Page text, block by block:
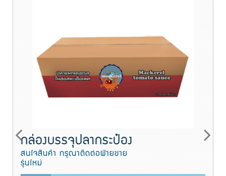
กล่องบรรจุปลากระป๋อง
สนใจสินค้า กรุณาติดต่อฝ่ายขาย
รุ่นใหม่